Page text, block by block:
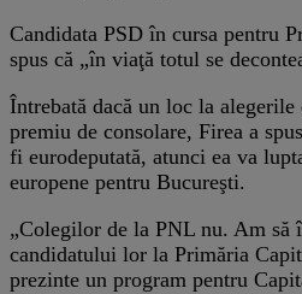
Candidata PSD în cursa pentru
spus că „în viaţă totul se
Întrebată dacă un loc la
premiu de consolare, Firea a
fi eurodeputată, atunci ea va
europene pentru Bucureşti.
„Colegilor de la PNL nu. Am să
candidatului lor la Primăria
prezinte un program pentru